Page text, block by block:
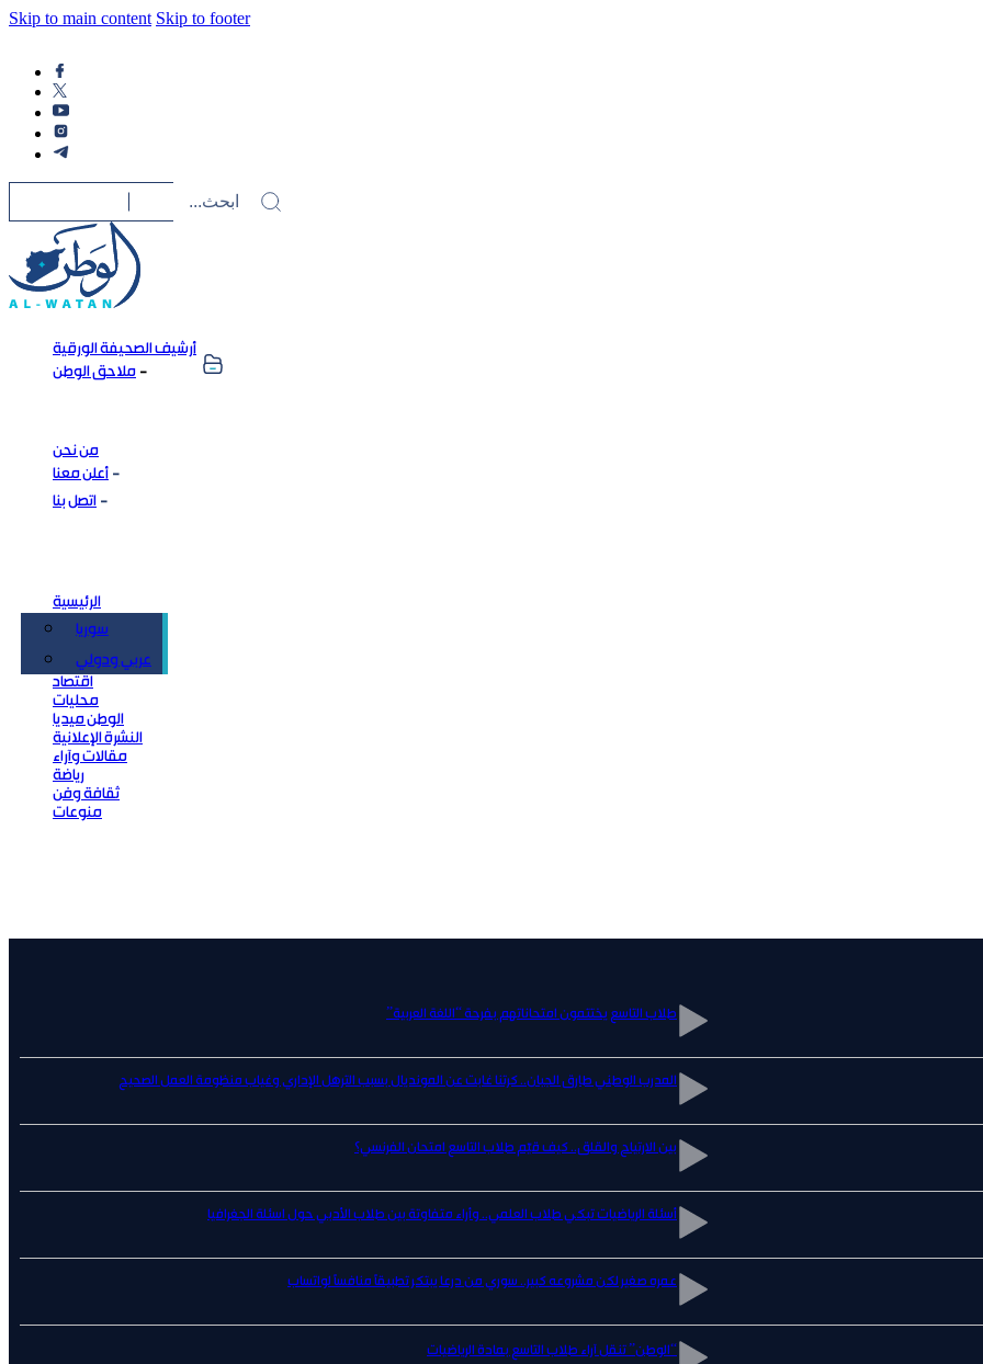
Skip to main content Skip to footer
أرشيف الصحيفة الورقية
ملاحق الوطن
من نحن
أعلن معنا
اتصل بنا
الرئيسية
سوريا
عربي ودولي
اقتصاد
محليات
الوطن ميديا
النشرة الإعلانية
مقالات وآراء
رياضة
ثقافة وفن
منوعات
طلاب التاسع يختتمون امتحاناتهم بفرحة “اللغة العربية”
المدرب الوطني طارق الجبان.. كرتنا غابت عن المونديال بسبب الترهل الإداري وغياب منظومة العمل الصحيح
بين الارتياح والقلق.. كيف قيّم طلاب التاسع امتحان الفرنسي؟
أسئلة الرياضيات تبكي طلاب العلمي.. وأراء متفاوتة بين طلاب الأدبي حول اسئلة الجغرافيا
عمره صغير لكن مشروعه كبير.. سوري من درعا يبتكر تطبيقًا منافسًا لواتساب
“الوطن” تنقل آراء طلاب التاسع بمادة الرياضيات